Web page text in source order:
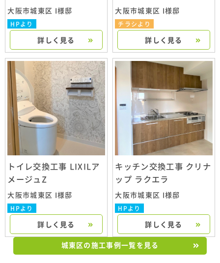
大阪市城東区 I様邸
HPより
詳しく見る
大阪市城東区 I様邸
チラシより
詳しく見る
トイレ交換工事 LIXILア
メージュZ
大阪市城東区 I様邸
HPより
詳しく見る
キッチン交換工事 クリナ
ップ ラクエラ
大阪市城東区 I様邸
HPより
詳しく見る
城東区の施工事例一覧を見る